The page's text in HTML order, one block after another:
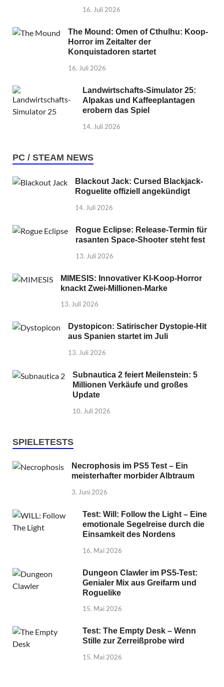
16. Juli 2026
The Mound: Omen of Cthulhu: Koop-
Horror im Zeitalter der
Konquistadoren startet
16. Juli 2026
Landwirtschafts-Simulator 25:
Alpakas und Kaffeeplantagen
erobern das Spiel
14. Juli 2026
PC / STEAM NEWS
Blackout Jack: Cursed Blackjack-
Roguelite offiziell angekündigt
14. Juli 2026
Rogue Eclipse: Release-Termin für
rasanten Space-Shooter steht fest
13. Juli 2026
MIMESIS: Innovativer KI-Koop-Horror
knackt Zwei-Millionen-Marke
13. Juli 2026
Dystopicon: Satirischer Dystopie-Hit
aus Spanien startet im Juli
13. Juli 2026
Subnautica 2 feiert Meilenstein: 5
Millionen Verkäufe und großes
Update
10. Juli 2026
SPIELETESTS
Necrophosis im PS5 Test – Ein
meisterhafter morbider Albtraum
3. Juni 2026
Test: Will: Follow the Light – Eine
emotionale Segelreise durch die
Einsamkeit des Nordens
16. Mai 2026
Dungeon Clawler im PS5-Test:
Genialer Mix aus Greifarm und
Roguelike
15. Mai 2026
Test: The Empty Desk – Wenn
Stille zur Zerreißprobe wird
15. Mai 2026